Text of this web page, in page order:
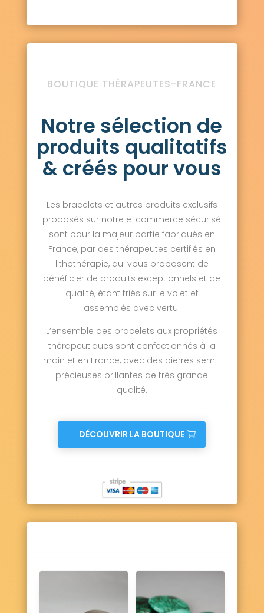
BOUTIQUE THÉRAPEUTES-FRANCE
Notre sélection de
produits qualitatifs
& créés pour vous
Les bracelets et autres produits exclusifs
proposés sur notre e-commerce sécurisé
sont pour la majeur partie fabriqués en
France, par des thérapeutes certifiés en
lithothérapie, qui vous proposent de
bénéficier de produits exceptionnels et de
qualité, étant triés sur le volet et
assemblés avec vertu.
L’ensemble des bracelets aux propriétés
thérapeutiques sont confectionnés à la
main et en France, avec des pierres semi-
précieuses brillantes de très grande
qualité.
DÉCOUVRIR LA BOUTIQUE